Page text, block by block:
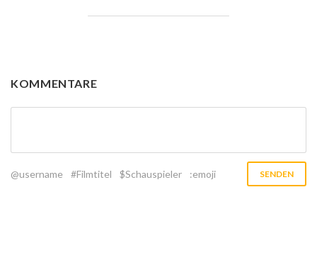
KOMMENTARE
@username #Filmtitel $Schauspieler :emoji